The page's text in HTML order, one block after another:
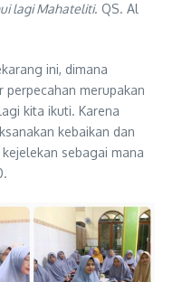
lagi Mahateliti. QS. Al
ini, dimana
perpecahan merupakan
kita ikuti. Karena
kebaikan dan
sebagai mana